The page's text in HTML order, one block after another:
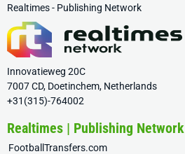
Realtimes - Publishing Network
Innovatieweg 20C
7007 CD, Doetinchem, Netherlands
+31(315)-764002
Realtimes | Publishing Network
FootballTransfers.com